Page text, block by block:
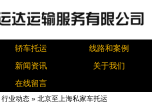
轿车托运 线路和案例
新闻资讯 关于我们
在线留言
行业动态 » 北京至上海私家车托运